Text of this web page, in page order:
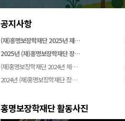
공지사항
(재)홍명보장학재단 2025년 제…
2025년 (재)홍명보장학재단 장…
(재)홍명보장학재단 2024년 제…
2024년 (재)홍명보장학재단 장…
홍명보장학재단 활동사진